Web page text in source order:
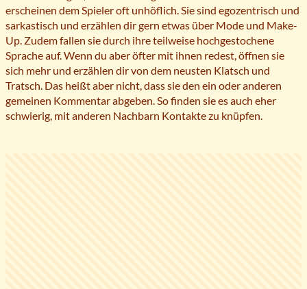
erscheinen dem Spieler oft unhöflich. Sie sind egozentrisch und
sarkastisch und erzählen dir gern etwas über Mode und Make-
Up. Zudem fallen sie durch ihre teilweise hochgestochene
Sprache auf. Wenn du aber öfter mit ihnen redest, öffnen sie
sich mehr und erzählen dir von dem neusten Klatsch und
Tratsch. Das heißt aber nicht, dass sie den ein oder anderen
gemeinen Kommentar abgeben. So finden sie es auch eher
schwierig, mit anderen Nachbarn Kontakte zu knüpfen.